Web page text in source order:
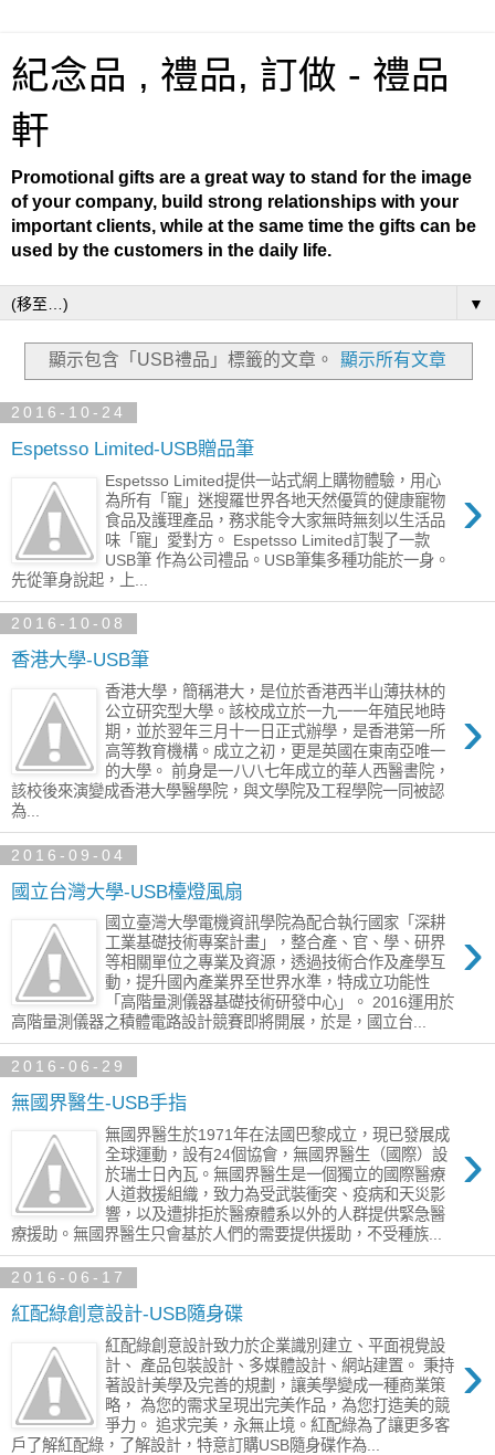
紀念品 , 禮品, 訂做 - 禮品
軒
Promotional gifts are a great way to stand for the image
of your company, build strong relationships with your
important clients, while at the same time the gifts can be
used by the customers in the daily life.
▼
顯示包含「USB禮品」 標籤的文章。 顯示所有文章
2016-10-24
Espetsso Limited-USB贈品筆
›
Espetsso Limited提供一站式網上購物體驗，用心
為所有「寵」迷搜羅世界各地天然優質的健康寵物
食品及護理產品，務求能令大家無時無刻以生活品
味「寵」愛對方。 Espetsso Limited訂製了一款
USB筆 作為公司禮品。USB筆集多種功能於一身。
先從筆身說起，上...
2016-10-08
香港大學-USB筆
›
香港大學，簡稱港大，是位於香港西半山薄扶林的
公立研究型大學。該校成立於一九一一年殖民地時
期，並於翌年三月十一日正式辦學，是香港第一所
高等教育機構。成立之初，更是英國在東南亞唯一
的大學。 前身是一八八七年成立的華人西醫書院，
該校後來演變成香港大學醫學院，與文學院及工程學院一同被認
為...
2016-09-04
國立台灣大學-USB檯燈風扇
›
國立臺灣大學電機資訊學院為配合執行國家「深耕
工業基礎技術專案計畫」，整合產、官、學、研界
等相關單位之專業及資源，透過技術合作及產學互
動，提升國內產業界至世界水準，特成立功能性
「高階量測儀器基礎技術研發中心」。 2016運用於
高階量測儀器之積體電路設計競賽即將開展，於是，國立台...
2016-06-29
無國界醫生-USB手指
›
無國界醫生於1971年在法國巴黎成立，現已發展成
全球運動，設有24個協會，無國界醫生（國際）設
於瑞士日內瓦。無國界醫生是一個獨立的國際醫療
人道救援組織，致力為受武裝衝突、疫病和天災影
響，以及遭排拒於醫療體系以外的人群提供緊急醫
療援助。無國界醫生只會基於人們的需要提供援助，不受種族...
2016-06-17
紅配綠創意設計-USB隨身碟
›
紅配綠創意設計致力於企業識別建立、平面視覺設
計、 產品包裝設計、多媒體設計、網站建置。 秉持
著設計美學及完善的規劃，讓美學變成一種商業策
略， 為您的需求呈現出完美作品，為您打造美的競
爭力。 追求完美，永無止境。紅配綠為了讓更多客
戶了解紅配綠，了解設計，特意訂購USB隨身碟作為...